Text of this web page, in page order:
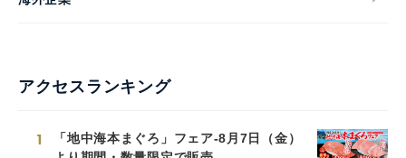
アクセスランキング
1
「地中海本まぐろ」フェア-8月7日（金）